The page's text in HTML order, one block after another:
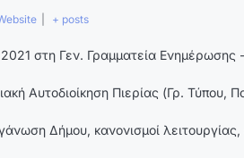
+ posts
στη Γεν. Γραμματεία Ενημέρωσης -
Αυτοδιοίκηση Πιερίας (Γρ. Τύπου,
Δήμου, κανονισμοί